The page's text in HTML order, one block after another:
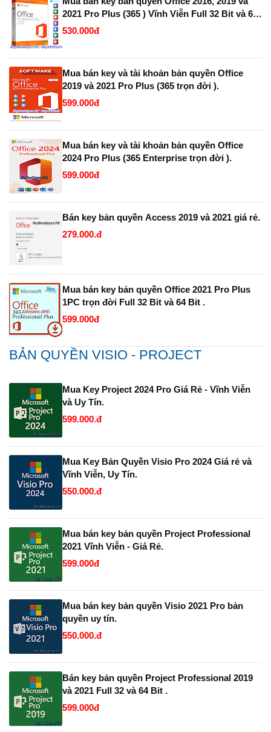
2021 Pro Plus (365 ) Vĩnh Viễn Full 32 Bit và 64
Bit.
530.000đ
Mua bán key và tài khoản bản quyền Office
2019 và 2021 Pro Plus (365 trọn đời ).
599.000đ
Mua bán key và tài khoản bản quyền Office
2024 Pro Plus (365 Enterprise trọn đời ).
599.000đ
Bán key bản quyền Access 2019 và 2021 giá rẻ.
279.000.đ
Mua bán key bản quyền Office 2021 Pro Plus
1PC trọn đời Full 32 Bit và 64 Bit .
599.000đ
BẢN QUYỀN VISIO - PROJECT
Mua Key Project 2024 Pro Giá Rẻ - Vĩnh Viễn
và Uy Tín.
599.000.đ
Mua Key Bản Quyền Visio Pro 2024 Giá rẻ và
Vĩnh Viễn, Uy Tín.
550.000.đ
Mua bán key bản quyền Project Professional
2021 Vĩnh Viễn - Giá Rẻ.
599.000đ
Mua bán key bản quyền Visio 2021 Pro bản
quyền uy tín.
550.000.đ
Bán key bản quyền Project Professional 2019
và 2021 Full 32 và 64 Bit .
599.000đ